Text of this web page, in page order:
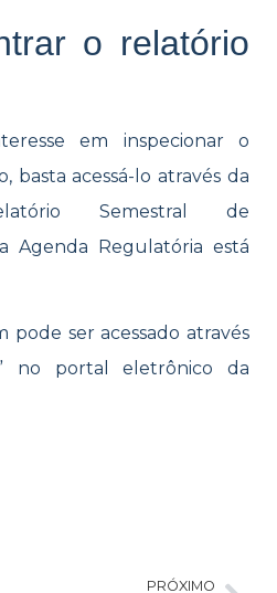
o relatório
em inspecionar o
acessá-lo através da
Semestral de
Agenda Regulatória está
ser acessado através
no portal eletrônico da
PRÓXIMO